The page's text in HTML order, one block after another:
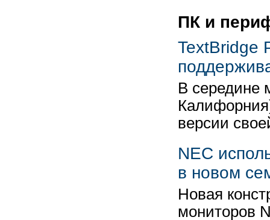
ПК и
TextBridge
В середине
версии
NEC
в новом
Новая
мониторов